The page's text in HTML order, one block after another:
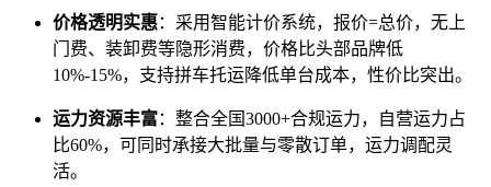
价格透明实惠：采用智能计价系统，报价=总价，无上
门费、装卸费等隐形消费，价格比头部品牌低
10%-15%，支持拼车托运降低单台成本，性价比突出。
运力资源丰富：整合全国3000+合规运力，自营运力占
比60%，可同时承接大批量与零散订单，运力调配灵
活。